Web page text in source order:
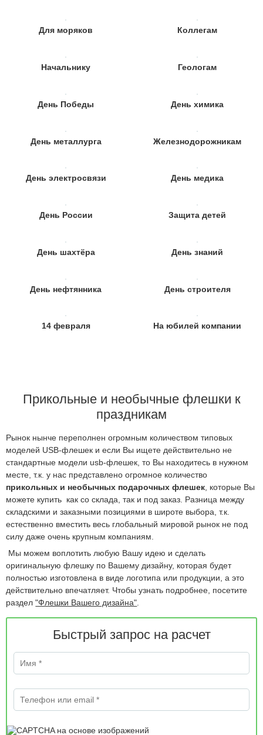
Для моряков Коллегам
Начальнику Геологам
День Победы День химика
День металлурга Железнодорожникам
День электросвязи День медика
День России Защита детей
День шахтёра День знаний
День нефтянника День строителя
14 февраля На юбилей компании
Прикольные и необычные флешки к
праздникам
Рынок нынче переполнен огромным количеством типовых
моделей USB-флешек и если Вы ищете действительно не
стандартные модели usb-флешек, то Вы находитесь в нужном
месте, т.к. у нас представлено огромное количество
прикольных и необычных подарочных флешек , которые Вы
можете купить как со склада, так и под заказ. Разница между
складскими и заказными позициями в широте выбора, т.к.
естественно вместить весь глобальный мировой рынок не под
силу даже очень крупным компаниям.
Мы можем воплотить любую Вашу идею и сделать
оригинальную флешку по Вашему дизайну, которая будет
полностью изготовлена в виде логотипа или продукции, а это
действительно впечатляет. Чтобы узнать подробнее, посетите
раздел"Флешки Вашего дизайна"
Быстрый запрос на расчет
Имя
Телефон или email